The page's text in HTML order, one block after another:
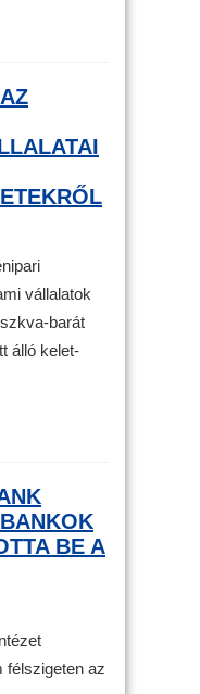
vállalatok
barát
álló kelet-
BE A
félszigeten az